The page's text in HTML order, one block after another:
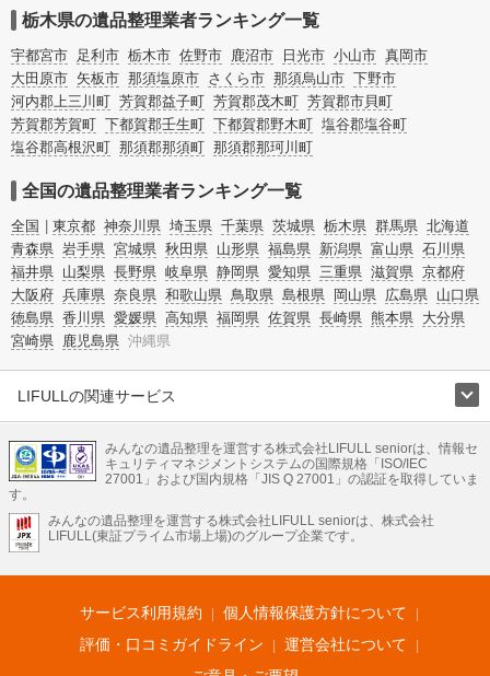
ョンサービスで絞り込み条件を利用し検索してみましょう。
ゴミの処分方法や親の家の遺品整理をはじめる時期などお役立ち情報も豊富なの
で、チェックしてみてください。
栃木県の遺品整理業者ランキング一覧
宇都宮市 足利市 栃木市 佐野市 鹿沼市 日光市 小山市 真岡市
大田原市 矢板市 那須塩原市 さくら市 那須烏山市 下野市
河内郡上三川町 芳賀郡益子町 芳賀郡茂木町 芳賀郡市貝町
芳賀郡芳賀町 下都賀郡壬生町 下都賀郡野木町 塩谷郡塩谷町
塩谷郡高根沢町 那須郡那須町 那須郡那珂川町
全国の遺品整理業者ランキング一覧
全国 東京都 神奈川県 埼玉県 千葉県 茨城県 栃木県 群馬県 北海道
青森県 岩手県 宮城県 秋田県 山形県 福島県 新潟県 富山県 石川県
福井県 山梨県 長野県 岐阜県 静岡県 愛知県 三重県 滋賀県 京都府
大阪府 兵庫県 奈良県 和歌山県 鳥取県 島根県 岡山県 広島県 山口県
徳島県 香川県 愛媛県 高知県 福岡県 佐賀県 長崎県 熊本県 大分県
宮崎県 鹿児島県 沖縄県
LIFULLの関連サービス
不動産・住宅
引越し 老人ホーム 地方創生 ママの就労支援
不動産クラウドファンディング 遺品整理 老後の暮らし情報
LIFULL HOME'Sのサービス
不動産・住宅
不動産査定 マンション専門売却査定 不動産投資 アドバイザー
不動産アーカイブ
空き家バンク 家賃相場 不動産会社
まちむすび
不動産用語集 住まいのお役立ち情報
LIFULL HOME'S PRESS
アプリ 不動産データ 不動産転職
みんなの遺品整理を運営する株式会社LIFULL seniorは、情報セ
キュリティマネジメントシステムの国際規格「ISO/IEC
27001」および国内規格「JIS Q 27001」の認証を取得していま
す。
みんなの遺品整理を運営する株式会社LIFULL seniorは、株式会社
LIFULL(東証プライム市場上場)のグループ企業です。
サービス利用規約
個人情報保護方針について
評価・口コミガイドライン
運営会社について